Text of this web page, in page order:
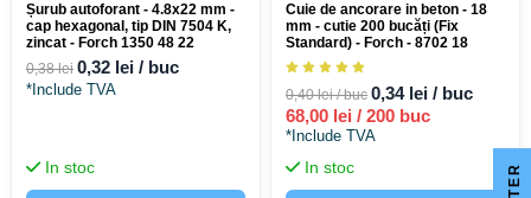
Șurub autoforant - 4.8x22 mm -
cap hexagonal, tip DIN 7504 K,
zincat - Forch 1350 48 22
0,38 lei 0,32 lei / buc
*Include TVA
In stoc
Cuie de ancorare in beton - 18
mm - cutie 200 bucăți (Fix
Standard) - Forch - 8702 18
0,40 lei / buc 0,34 lei / buc
68,00 lei / 200 buc
*Include TVA
In stoc